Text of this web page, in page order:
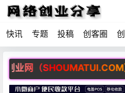
快讯 专题 投稿 创客圈
网（SHOUMATUI.COM